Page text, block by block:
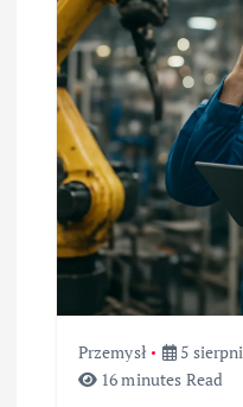
Przemysł
5
16 minutes Read